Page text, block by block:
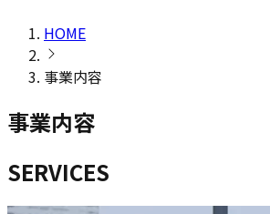
HOME
事業内容
事業内容
SERVICES